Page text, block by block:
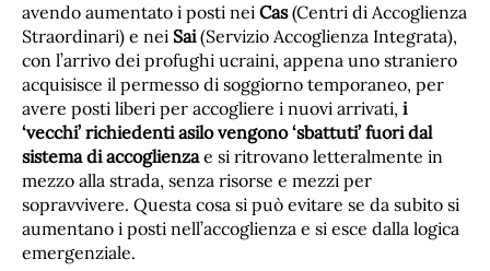
avendo aumentato i posti nei Cas(Centri di Accoglienza
Straordinari) e nei Sai(Servizio Accoglienza Integrata),
con l’arrivo dei profughi ucraini, appena uno straniero
acquisisce il permesso di soggiorno temporaneo, per
avere posti liberi per accogliere i nuovi arrivati, i
‘vecchi’ richiedenti asilo vengono ‘sbattuti’ fuori dal
sistema di accoglienzae si ritrovano letteralmente in
mezzo alla strada, senza risorse e mezzi per
sopravvivere. Questa cosa si può evitare se da subito si
aumentano i posti nell’accoglienza e si esce dalla logica
emergenziale.